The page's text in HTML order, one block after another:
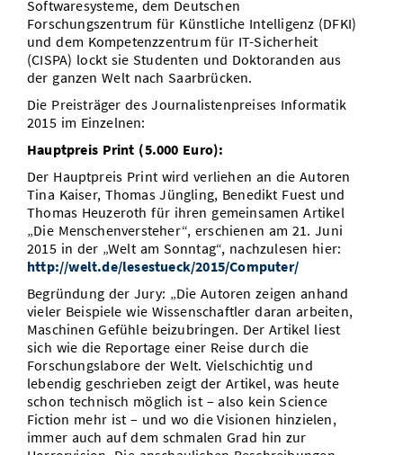
Softwaresysteme, dem Deutschen
Forschungszentrum für Künstliche Intelligenz (DFKI)
und dem Kompetenzzentrum für IT-Sicherheit
(CISPA) lockt sie Studenten und Doktoranden aus
der ganzen Welt nach Saarbrücken.
Die Preisträger des Journalistenpreises Informatik
2015 im Einzelnen:
Hauptpreis Print (5.000 Euro):
Der Hauptpreis Print wird verliehen an die Autoren
Tina Kaiser, Thomas Jüngling, Benedikt Fuest und
Thomas Heuzeroth für ihren gemeinsamen Artikel
„Die Menschenversteher“, erschienen am 21. Juni
2015 in der „Welt am Sonntag“, nachzulesen hier:
http://welt.de/lesestueck/2015/Computer/
Begründung der Jury: „Die Autoren zeigen anhand
vieler Beispiele wie Wissenschaftler daran arbeiten,
Maschinen Gefühle beizubringen. Der Artikel liest
sich wie die Reportage einer Reise durch die
Forschungslabore der Welt. Vielschichtig und
lebendig geschrieben zeigt der Artikel, was heute
schon technisch möglich ist – also kein Science
Fiction mehr ist – und wo die Visionen hinzielen,
immer auch auf dem schmalen Grad hin zur